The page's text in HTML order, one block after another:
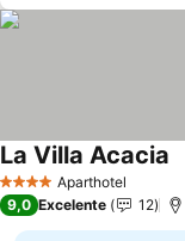
4 EstrelasAparthotel
La Villa Acacia
9,0 Excelente 12